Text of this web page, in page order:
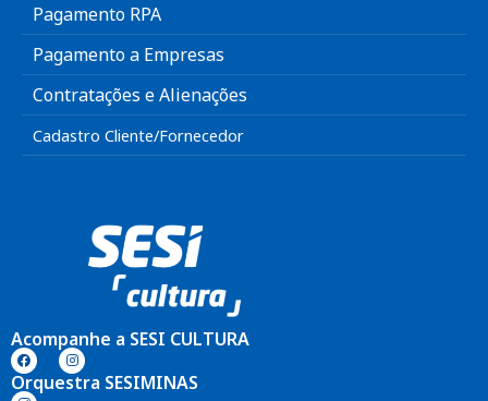
Pagamento RPA
Pagamento a Empresas
Contratações e Alienações
Cadastro Cliente/Fornecedor
Acompanhe a SESI CULTURA
Orquestra SESIMINAS